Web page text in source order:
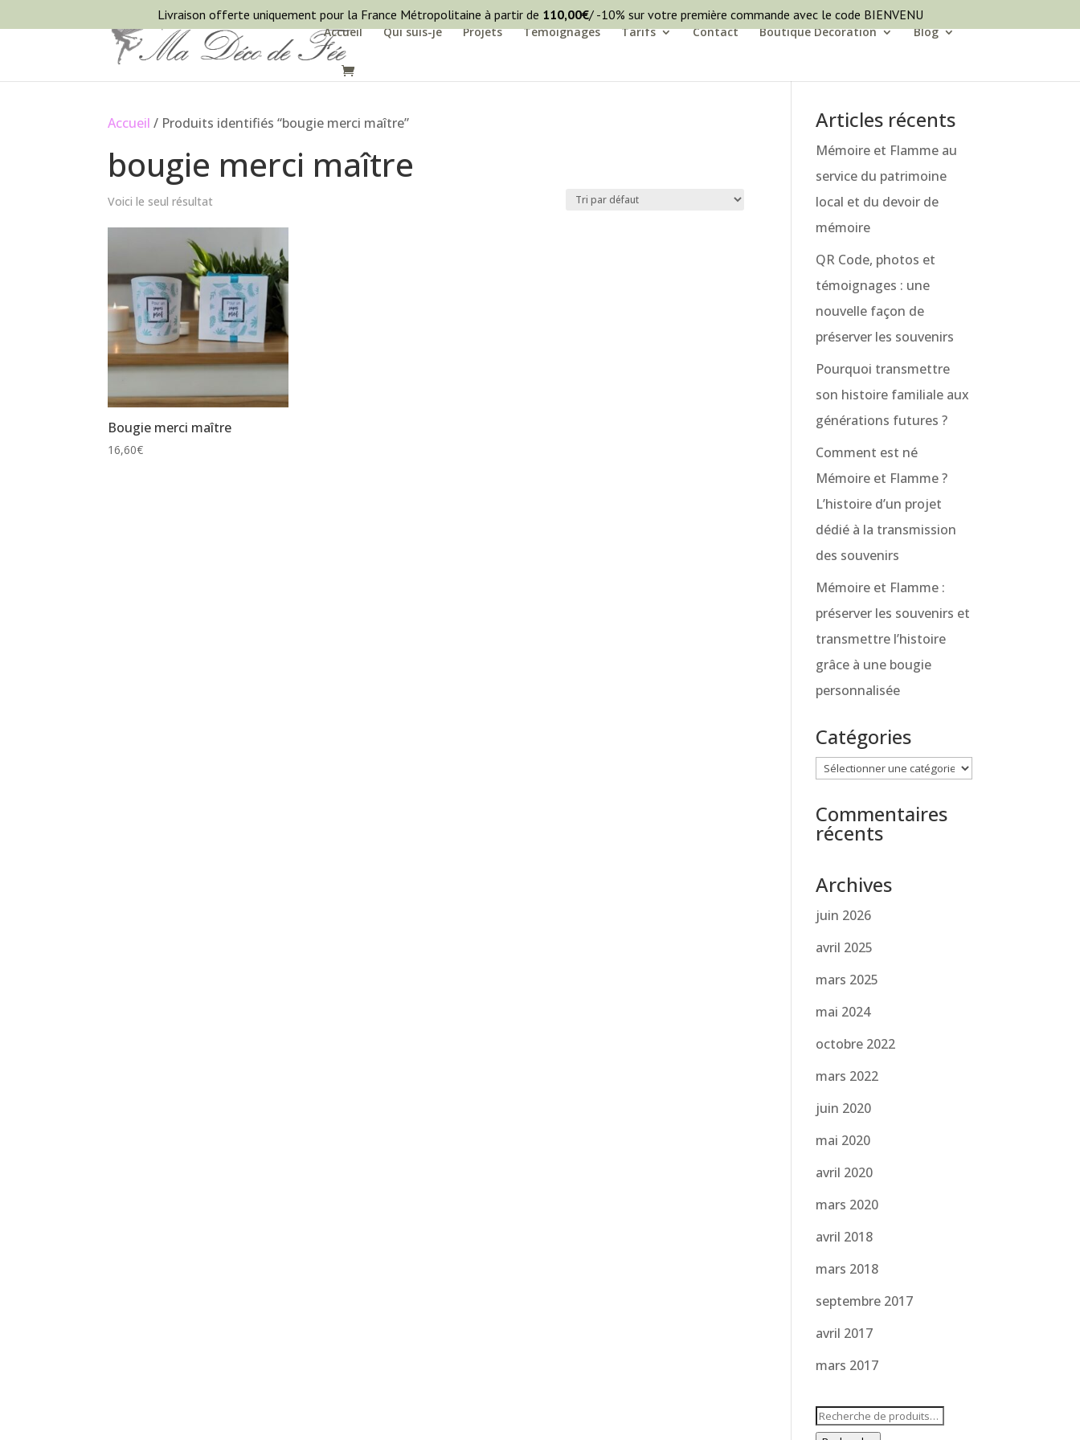
Accueil Qui suis-je Projets Témoignages Tarifs Contact Boutique Décoration Blog
Accueil / Produits identifiés “bougie merci maître”
bougie merci maître
Voici le seul résultat
Bougie merci maître
16,60€
Articles récents
Mémoire et Flamme au
service du patrimoine
local et du devoir de
mémoire
QR Code, photos et
témoignages : une
nouvelle façon de
préserver les souvenirs
Pourquoi transmettre
son histoire familiale aux
générations futures ?
Comment est né
Mémoire et Flamme ?
L’histoire d’un projet
dédié à la transmission
des souvenirs
Mémoire et Flamme :
préserver les souvenirs et
transmettre l’histoire
grâce à une bougie
personnalisée
Catégories
Catégories
Commentaires
récents
Archives
juin 2026
avril 2025
mars 2025
mai 2024
octobre 2022
mars 2022
juin 2020
mai 2020
avril 2020
mars 2020
avril 2018
mars 2018
septembre 2017
avril 2017
mars 2017
Recherche
Livraison offerte uniquement pour la France Métropolitaine à partir de 110,00€/ -10% sur votre première commande avec le code BIENVENU